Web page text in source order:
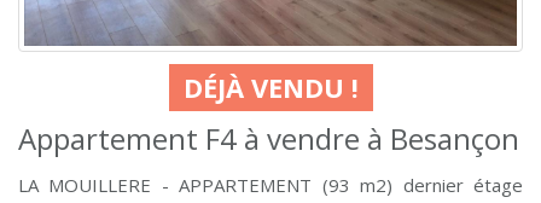
DÉJÀ VENDU !
Appartement F4 à vendre à Besançon
LA MOUILLERE - APPARTEMENT (93 m2) dernier étage